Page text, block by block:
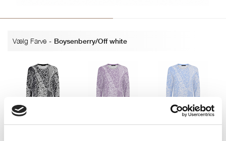
Vælg Farve - Boysenberry/Off white